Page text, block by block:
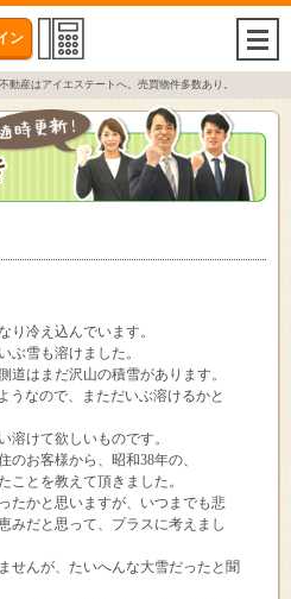
ン
動産はアイエステートへ。売買物件多数あり。
り冷え込んでいます。
ぶ雪も溶けました。
道はまだ沢山の積雪があります。
なので、まただいぶ溶けるかと
溶けて欲しいものです。
のお客様から、昭和38年の、
ことを教えて頂きました。
たかと思いますが、いつまでも悲
みだと思って、プラスに考えまし
せんが、たいへんな大雪だったと聞